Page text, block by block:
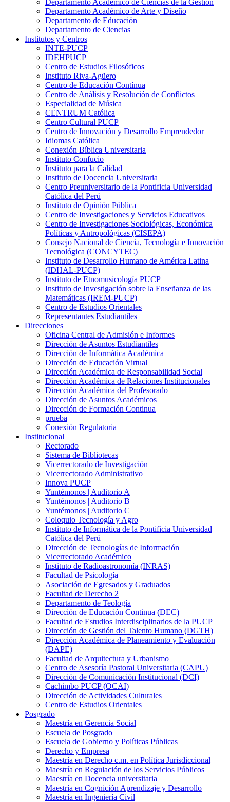
Departamento Académico de Ciencias de la Gestión
Departamento Académico de Arte y Diseño
Departamento de Educación
Departamento de Ciencias
Institutos y Centros
INTE-PUCP
IDEHPUCP
Centro de Estudios Filosóficos
Instituto Riva-Agüero
Centro de Educación Contínua
Centro de Análisis y Resolución de Conflictos
Especialidad de Música
CENTRUM Católica
Centro Cultural PUCP
Centro de Innovación y Desarrollo Emprendedor
Idiomas Católica
Conexión Bíblica Universitaria
Instituto Confucio
Instituto para la Calidad
Instituto de Docencia Universitaria
Centro Preuniversitario de la Pontificia Universidad
Católica del Perú
Instituto de Opinión Pública
Centro de Investigaciones y Servicios Educativos
Centro de Investigaciones Sociológicas, Económica
Políticas y Antropológicas (CISEPA)
Consejo Nacional de Ciencia, Tecnología e Innovación
Tecnológica (CONCYTEC)
Instituto de Desarrollo Humano de América Latina
(IDHAL-PUCP)
Instituto de Etnomusicología PUCP
Instituto de Investigación sobre la Enseñanza de las
Matemáticas (IREM-PUCP)
Centro de Estudios Orientales
Representantes Estudiantiles
Direcciones
Oficina Central de Admisión e Informes
Dirección de Asuntos Estudiantiles
Dirección de Informática Académica
Dirección de Educación Virtual
Dirección Académica de Responsabilidad Social
Dirección Académica de Relaciones Institucionales
Dirección Académica del Profesorado
Dirección de Asuntos Académicos
Dirección de Formación Continua
prueba
Conexión Regulatoria
Institucional
Rectorado
Sistema de Bibliotecas
Vicerrectorado de Investigación
Vicerrectorado Administrativo
Innova PUCP
Yuntémonos | Auditorio A
Yuntémonos | Auditorio B
Yuntémonos | Auditorio C
Coloquio Tecnología y Agro
Instituto de Informática de la Pontificia Universidad
Católica del Perú
Dirección de Tecnologías de Información
Vicerrectorado Académico
Instituto de Radioastronomía (INRAS)
Facultad de Psicología
Asociación de Egresados y Graduados
Facultad de Derecho 2
Departamento de Teología
Dirección de Educación Continua (DEC)
Facultad de Estudios Interdisciplinarios de la PUCP
Dirección de Gestión del Talento Humano (DGTH)
Dirección Académica de Planeamiento y Evaluación
(DAPE)
Facultad de Arquitectura y Urbanismo
Centro de Asesoría Pastoral Universitaria (CAPU)
Dirección de Comunicación Institucional (DCI)
Cachimbo PUCP (OCAI)
Dirección de Actividades Culturales
Centro de Estudios Orientales
Posgrado
Maestría en Gerencia Social
Escuela de Posgrado
Escuela de Gobierno y Políticas Públicas
Derecho y Empresa
Maestría en Derecho c.m. en Política Jurisdiccional
Maestría en Regulación de los Servicios Públicos
Maestría en Docencia universitaria
Maestría en Cognición Aprendizaje y Desarrollo
Maestría en Ingeniería Civil